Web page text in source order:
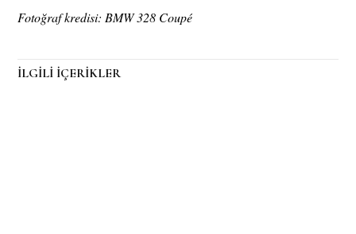
Fotoğraf kredisi: BMW 328 Coupé
İLGİLİ İÇERİKLER